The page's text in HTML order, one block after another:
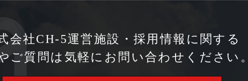
会社CH-5運営施設・ 採用情報に関する
ご質問は 気軽に お問い合わせください。